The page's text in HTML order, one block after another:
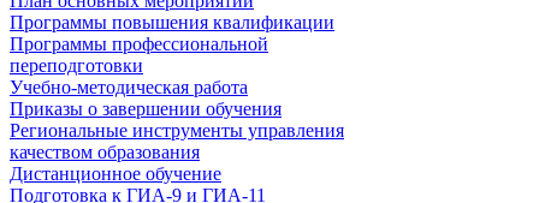
Программы повышения квалификации
Программы профессиональной
переподготовки
Учебно-методическая работа
Приказы о завершении обучения
Региональные инструменты управления
качеством образования
Дистанционное обучение
Подготовка к ГИА-9 и ГИА-11